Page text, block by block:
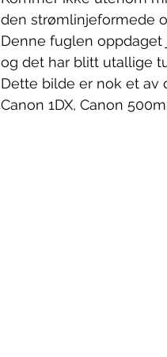
den strømlinjeformede
Denne fuglen oppdaget
og det har blitt utallige
Dette bilde er nok et av
Canon 1DX, Canon